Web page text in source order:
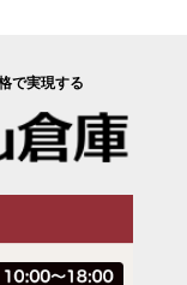
で実現する